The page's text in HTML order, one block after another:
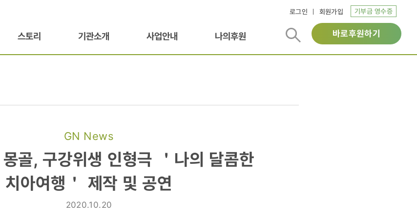
로그인 회원가입 기부금 영수증
스토리 기관소개 사업안내 나의후원 바로후원하기
GN News
골, 구강위생 인형극 ＇나의 달콤한
치아여행＇ 제작 및 공연
2020.10.20